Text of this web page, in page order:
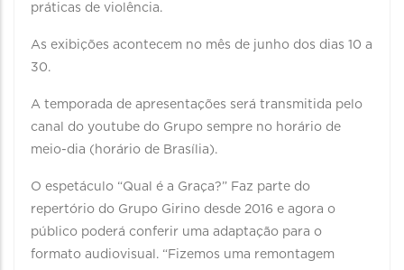
práticas de violência.
As exibições acontecem no mês de junho dos dias 10 a
30.
A temporada de apresentações será transmitida pelo
canal do youtube do Grupo sempre no horário de
meio-dia (horário de Brasília).
O espetáculo “Qual é a Graça?” Faz parte do
repertório do Grupo Girino desde 2016 e agora o
público poderá conferir uma adaptação para o
formato audiovisual. “Fizemos uma remontagem